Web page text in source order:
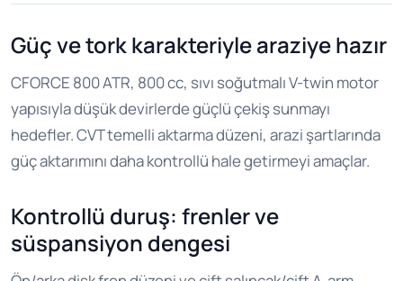
Güç ve tork karakteriyle araziye hazır
CFORCE 800 ATR, 800 cc, sıvı soğutmalı V-twin motor
yapısıyla düşük devirlerde güçlü çekiş sunmayı
hedefler. CVT temelli aktarma düzeni, arazi şartlarında
güç aktarımını daha kontrollü hale getirmeyi amaçlar.
Kontrollü duruş: frenler ve
süspansiyon dengesi